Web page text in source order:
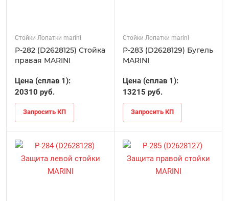
Стойки Лопатки marini
Р-282 (D2628125) Стойка
правая MARINI
Цена (сплав 1):
20310 руб.
Запросить КП
Стойки Лопатки marini
Р-283 (D2628129) Бугель
MARINI
Цена (сплав 1):
13215 руб.
Запросить КП